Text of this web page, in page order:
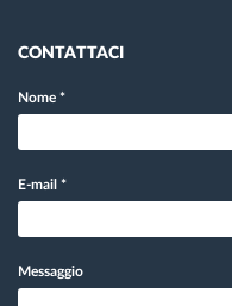
CONTATTACI
Nome *
E-mail *
Messaggio